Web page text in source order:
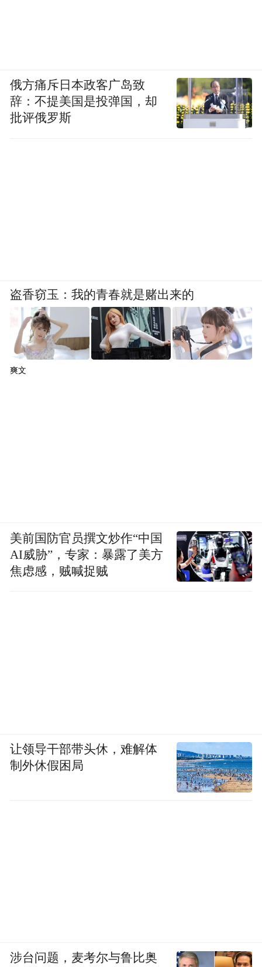
俄方痛斥日本政客广岛致
辞：不提美国是投弹国，却
批评俄罗斯
盗香窃玉：我的青春就是赌出来的
爽文
美前国防官员撰文炒作“中国
AI威胁”，专家：暴露了美方
焦虑感，贼喊捉贼
让领导干部带头休，难解体
制外休假困局
涉台问题，麦考尔与鲁比奥